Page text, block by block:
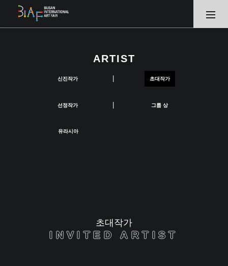
ARTIST
신진작가 | 초대작가
선정작가 | 그룹 상
유라시아
초대작가
INVITED ARTIST